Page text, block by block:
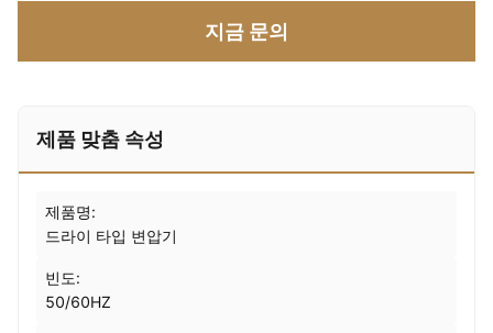
지금 문의
제품 맞춤 속성
제품명:
드라이 타입 변압기
빈도:
50/60HZ